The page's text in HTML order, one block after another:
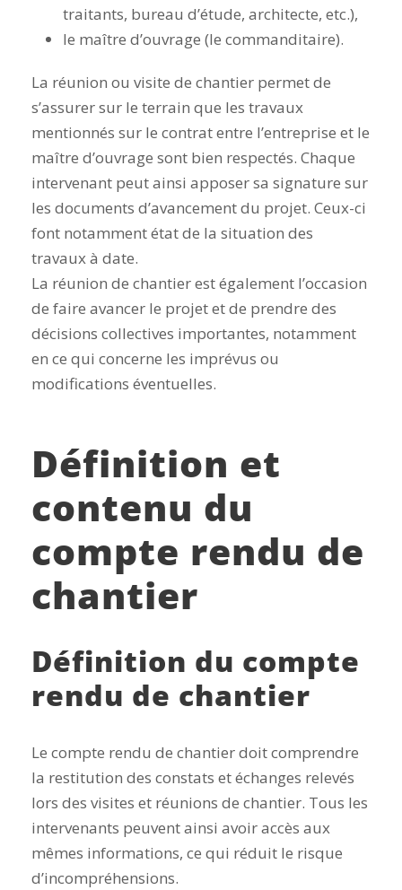
traitants, bureau d’étude, architecte, etc.),
le maître d’ouvrage (le commanditaire).
La réunion ou visite de chantier permet de
s’assurer sur le terrain que les travaux
mentionnés sur le contrat entre l’entreprise et le
maître d’ouvrage sont bien respectés. Chaque
intervenant peut ainsi apposer sa signature sur
les documents d’avancement du projet. Ceux-ci
font notamment état de la situation des
travaux à date.
La réunion de chantier est également l’occasion
de faire avancer le projet et de prendre des
décisions collectives importantes, notamment
en ce qui concerne les imprévus ou
modifications éventuelles.
Définition et
contenu du
compte rendu de
chantier
Définition du compte
rendu de chantier
Le compte rendu de chantier doit comprendre
la restitution des constats et échanges relevés
lors des visites et réunions de chantier. Tous les
intervenants peuvent ainsi avoir accès aux
mêmes informations, ce qui réduit le risque
d’incompréhensions.